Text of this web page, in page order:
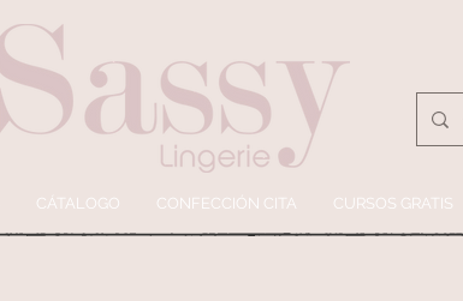
CÁTALOGO CONFECCIÓN CITA CURSOS GRATIS